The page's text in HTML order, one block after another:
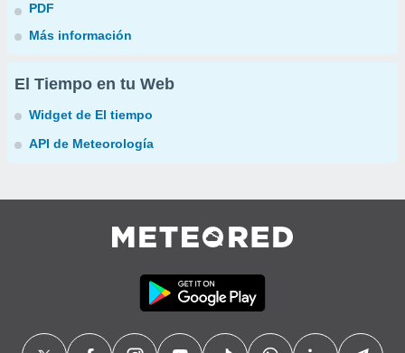
PDF
Más información
El Tiempo en tu Web
Widget de El tiempo
API de Meteorología